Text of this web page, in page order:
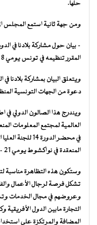
حلها.
ومن جهة ثانية استمع المجلس الى
– بيان حول مشاركة بلادنا في
المقرر تنظيمه في تونس يومي 8 – 9 يونيو 2006.
ويتعلق البيان بمشاركة
دعوة من الجهات التونسية
ويندرج هذا الصالون الدولي في
في محضر الدورة
المنعقدة في نواكشوط يومي 21 -22 فبراير 2006.
وستكون هذه التظاهرة مناسبة
تشكل فرصة لرجال الأعمال
وعروضهم في مجال الخدمات
التجارة مابين الدول الأفريقية
المضافة والمرتكزة على